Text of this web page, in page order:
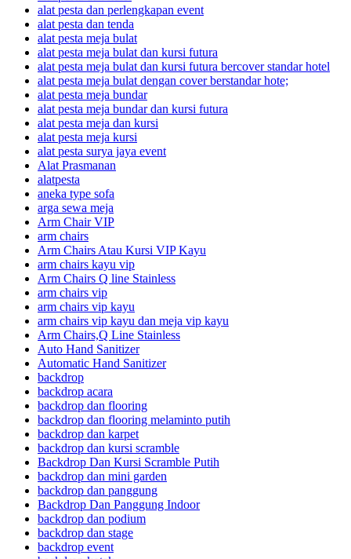
alat pesta dan perlengkapan event
alat pesta dan tenda
alat pesta meja bulat
alat pesta meja bulat dan kursi futura
alat pesta meja bulat dan kursi futura bercover standar hotel
alat pesta meja bulat dengan cover berstandar hote;
alat pesta meja bundar
alat pesta meja bundar dan kursi futura
alat pesta meja dan kursi
alat pesta meja kursi
alat pesta surya jaya event
Alat Prasmanan
alatpesta
aneka type sofa
arga sewa meja
Arm Chair VIP
arm chairs
Arm Chairs Atau Kursi VIP Kayu
arm chairs kayu vip
Arm Chairs Q line Stainless
arm chairs vip
arm chairs vip kayu
arm chairs vip kayu dan meja vip kayu
Arm Chairs,Q Line Stainless
Auto Hand Sanitizer
Automatic Hand Sanitizer
backdrop
backdrop acara
backdrop dan flooring
backdrop dan flooring melaminto putih
backdrop dan karpet
backdrop dan kursi scramble
Backdrop Dan Kursi Scramble Putih
backdrop dan mini garden
backdrop dan panggung
Backdrop Dan Panggung Indoor
backdrop dan podium
backdrop dan stage
backdrop event